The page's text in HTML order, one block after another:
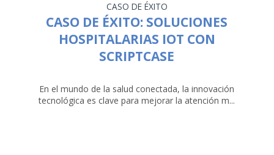
CASO DE ÉXITO
CASO DE ÉXITO: SOLUCIONES
HOSPITALARIAS IOT CON
SCRIPTCASE
En el mundo de la salud conectada, la innovación
tecnológica es clave para mejorar la atención m...